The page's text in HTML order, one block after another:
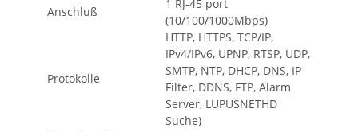
Anschluß
1 RJ-45 port
(10/100/1000Mbps)
Protokolle
HTTP, HTTPS, TCP/IP,
IPv4/IPv6, UPNP, RTSP, UDP,
SMTP, NTP, DHCP, DNS, IP
Filter, DDNS, FTP, Alarm
Server, LUPUSNETHD
Suche)